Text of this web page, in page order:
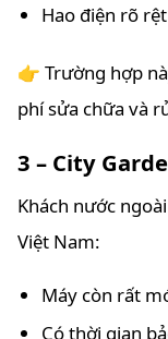
Hao điện rõ rệt
👉 Trường hợp
phí sửa chữa và
3 – City
Khách nước
Việt Nam:
Máy còn rất
Có thời gian